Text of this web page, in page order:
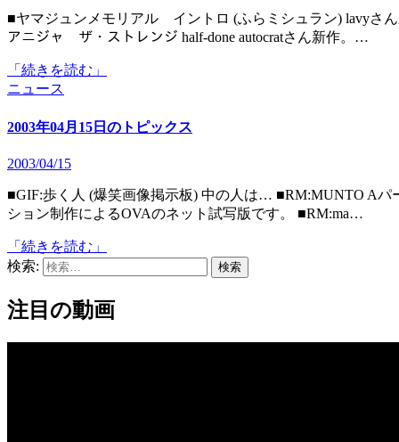
■ヤマジュンメモリアル イントロ (ふらミシュラン) lavyさん新作。ハッテン場は恋人たちの出会いの場…(ﾟ∀ﾟ)ｳﾎｯ! ■
アニジャ ザ・ストレンジ half-done autocratさん新作。…
「続きを読む」
ニュース
2003年04月15日のトピックス
2003/04/15
■GIF:歩く人 (爆笑画像掲示板) 中の人は… ■RM:MUNTO Aパート(17MB) (かーずＳＰ) MUNTO.comさん。京都アニメー
ション制作によるOVAのネット試写版です。 ■RM:ma…
「続きを読む」
検索:
注目の動画